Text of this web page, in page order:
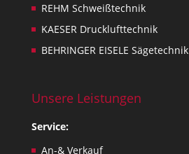
REHM Schweißtechnik
KAESER Drucklufttechnik
BEHRINGER EISELE Sägetechnik
Unsere Leistungen
Service:
An-& Verkauf